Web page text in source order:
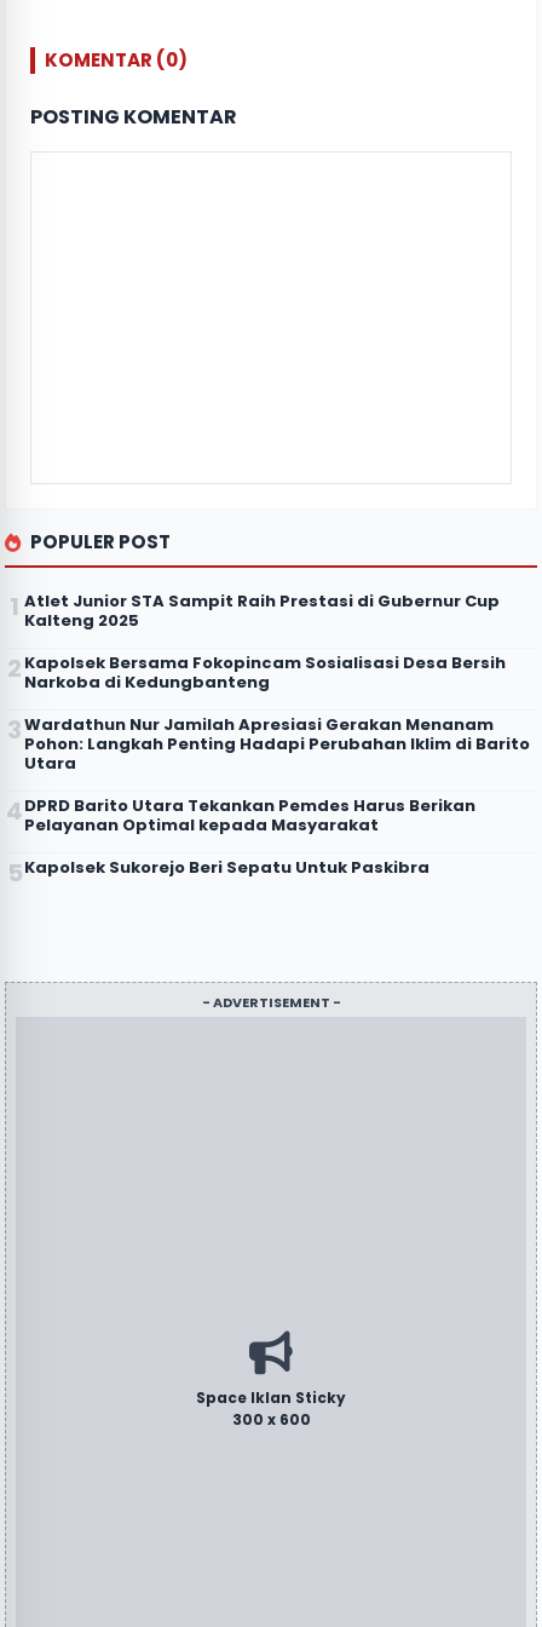
KOMENTAR (0)
POSTING KOMENTAR
POPULER POST
Atlet Junior STA Sampit Raih Prestasi di Gubernur Cup
Kalteng 2025
Kapolsek Bersama Fokopincam Sosialisasi Desa Bersih
Narkoba di Kedungbanteng
Wardathun Nur Jamilah Apresiasi Gerakan Menanam
Pohon: Langkah Penting Hadapi Perubahan Iklim di Barito
Utara
DPRD Barito Utara Tekankan Pemdes Harus Berikan
Pelayanan Optimal kepada Masyarakat
Kapolsek Sukorejo Beri Sepatu Untuk Paskibra
- ADVERTISEMENT -
Space Iklan Sticky
300 x 600